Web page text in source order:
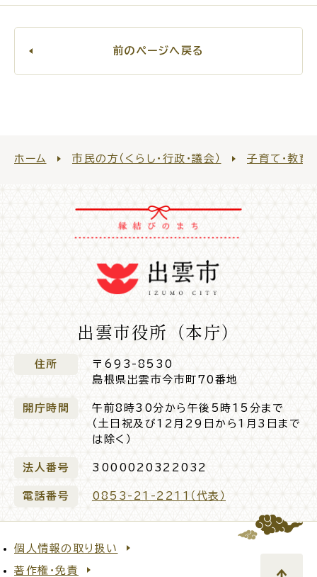
前のページへ戻る
ホーム 市民の方（くらし・行政・議会） 子育て・教育
出雲市役所（本庁）
住所
〒693-8530
島根県出雲市今市町70番地
開庁時間
午前8時30分から午後5時15分まで
（土日祝及び12月29日から1月3日まで
は除く）
法人番号 3000020322032
電話番号 0853-21-2211（代表）
個人情報の取り扱い
著作権・免責